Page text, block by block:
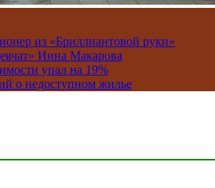
из «Бриллиантовой руки»
Инна Макарова
упал на 19%
о недоступном жилье